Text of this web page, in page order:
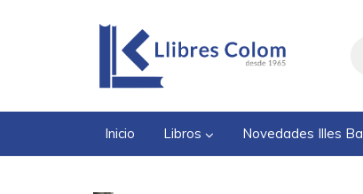
Inicio Libros Novedades Illes